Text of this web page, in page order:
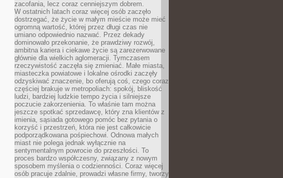
zacofania, lecz coraz cenniejszym dobrem.
W ostatnich latach coraz więcej osób zaczęło
dostrzegać, że życie w małym mieście może mieć
ogromną wartość, której przez długi czas nie
umiano odpowiednio nazwać. Przez dekady
dominowało przekonanie, że prawdziwy rozwój,
ambitna kariera i ciekawe życie są zarezerwowane
głównie dla wielkich aglomeracji. Tymczasem
rzeczywistość zaczęła się zmieniać. Małe miasta,
miasteczka powiatowe i lokalne ośrodki zaczęły
odzyskiwać znaczenie, bo oferują coś, czego coraz
częściej brakuje w metropoliach: spokój, bliskość
ludzi, bardziej ludzkie tempo życia i silniejsze
poczucie zakorzenienia. To właśnie tam można
jeszcze spotkać sprzedawcę, który zna klientów z
imienia, sąsiada gotowego pomóc bez pytania o
korzyść i przestrzeń, która nie jest całkowicie
podporządkowana pośpiechowi. Odnowa małych
miast nie polega jednak wyłącznie na
sentymentalnym powrocie do przeszłości. To
proces bardzo współczesny, związany z nowym
sposobem myślenia o codzienności. Coraz więcej
osób pracuje zdalnie, prowadzi własne firmy, tworzy